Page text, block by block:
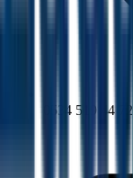
0534 519 44